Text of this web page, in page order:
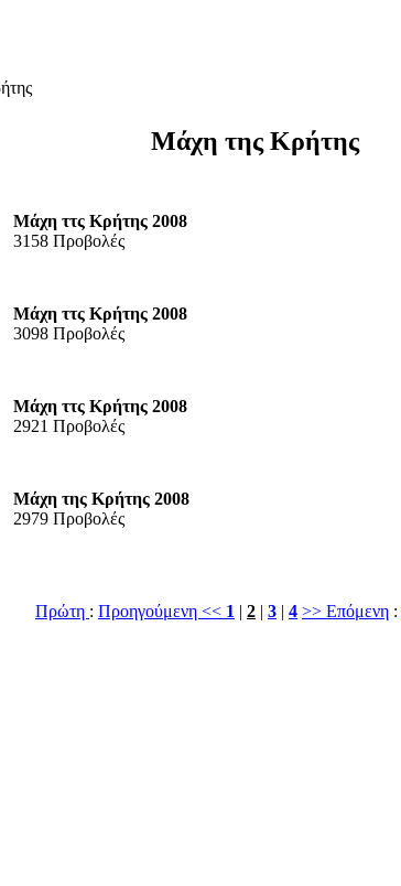
Μάχη της Κρήτης
Μάχη ττς Κρήτης 2008
3158 Προβολές
Μάχη ττς Κρήτης 2008
3098 Προβολές
Μάχη ττς Κρήτης 2008
2921 Προβολές
Μάχη της Κρήτης 2008
2979 Προβολές
Πρώτη : Προηγούμενη << 1 | 2 | 3 | 4 >> Επόμενη :